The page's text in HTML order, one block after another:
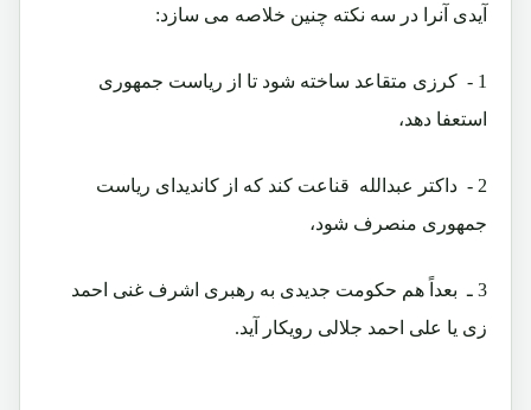
آیدی آنرا در سه نکته چنین خلاصه می سازد:
1 - کرزی متقاعد ساخته شود تا از ریاست جمهوری
استعفا دهد،
2 - داکتر عبدالله قناعت کند که از کاندیدای ریاست
جمهوری منصرف شود،
3 ـ بعداً هم حکومت جدیدی به رهبری اشرف غنی احمد
زی یا علی احمد جلالی رویکار آید.